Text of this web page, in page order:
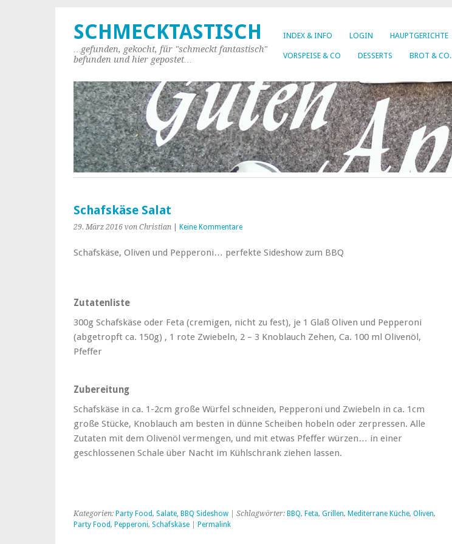
INDEX & INFO LOGIN HAUPTGERICHTE
VORSPEISE & CO DESSERTS BROT & CO.
SCHMECKTASTISCH
…gefunden, gekocht, für "schmeckt fantastisch"
befunden und hier gepostet…
Schafskäse Salat
29. März 2016 von Christian Keine Kommentare
Schafskäse, Oliven und Pepperoni… perfekte Sideshow zum BBQ
Zutatenliste
300g Schafskäse oder Feta (cremigen, nicht zu fest), je 1 Glaß Oliven und Pepperoni
(abgetropft ca. 150g) , 1 rote Zwiebeln, 2 – 3 Knoblauch Zehen, Ca. 100 ml Olivenöl,
Pfeffer
Zubereitung
Schafskäse in ca. 1-2cm große Würfel schneiden, Pepperoni und Zwiebeln in ca. 1cm
große Stücke, Knoblauch am besten in dünne Scheiben hobeln oder zerpressen. Alle
Zutaten mit dem Olivenöl vermengen, und mit etwas Pfeffer würzen… in einer
geschlossenen Schale über Nacht im Kühlschrank ziehen lassen.
Kategorien: Party Food, Salate, BBQ Sideshow | Schlagwörter: BBQ, Feta, Grillen, Mediterrane Küche, Oliven,
Party Food, Pepperoni, Schafskäse Permalink